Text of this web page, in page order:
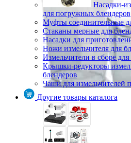
Насадки-
для погружных блендеров
Муфты соединительные
Стаканы мерные для
Насадки для
Ножи измельчителя для
Измельчители в сборе
Крышки-редукторы
блендеров
Чаши для измельчителей
Другие товары каталога